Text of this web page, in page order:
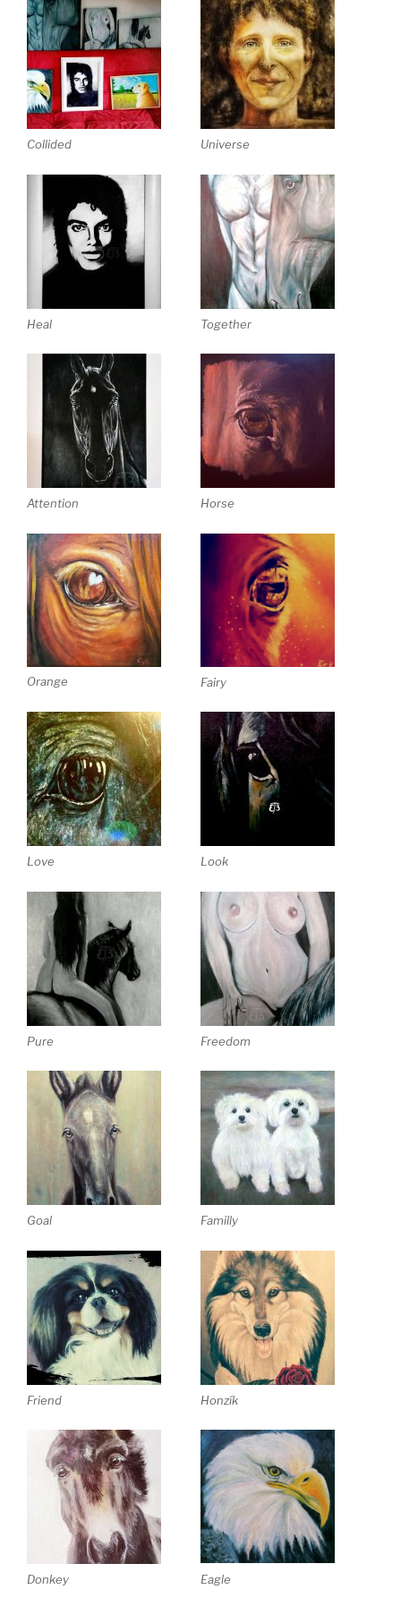
Collided Universe
Heal Together
Attention Horse
Orange Fairy
Love Look
Pure Freedom
Goal Familly
Friend Honzík
Donkey Eagle